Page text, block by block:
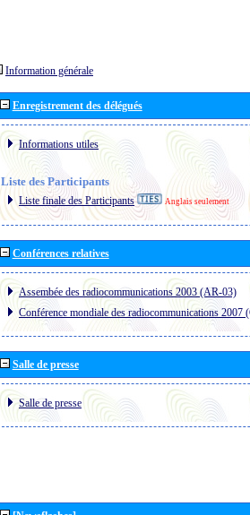
Information générale
Enregistrement des délégués
Informations utiles
Liste des Participants
Liste finale des Participants Anglais seulement
Conférences relatives
Assembée des radiocommunications 2003 (AR-03)
Conférence mondiale des radiocommunications 2007
Salle de presse
Salle de presse